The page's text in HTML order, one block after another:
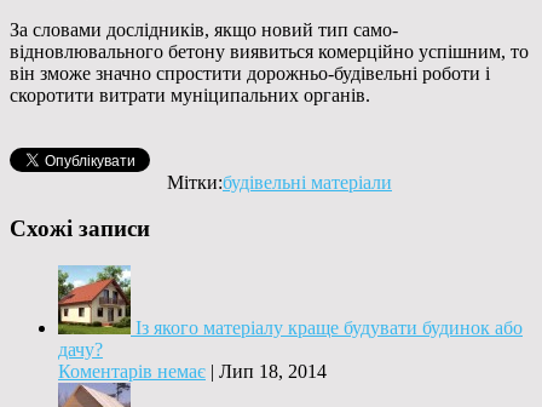
За словами дослідників, якщо новий тип само-
відновлювального бетону виявиться комерційно успішним, то
він зможе значно спростити дорожньо-будівельні роботи і
скоротити витрати муніципальних органів.
Мітки:будівельні матеріали
Схожі записи
Із якого матеріалу краще будувати будинок або
дачу?
Коментарів немає | Лип 18, 2014